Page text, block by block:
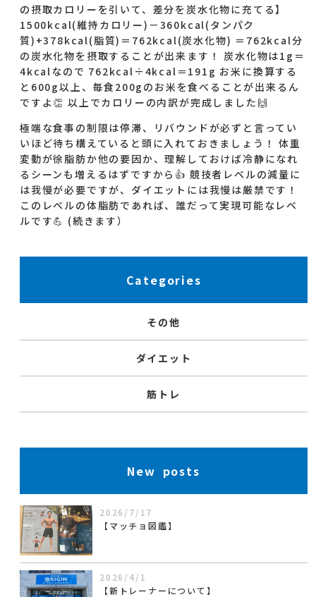
の摂取カロリーを引いて、差分を炭水化物に充てる】
1500kcal(維持カロリー)－360kcal(タンパク
質)+378kcal(脂質)＝762kcal(炭水化物) ＝762kcal分
の炭水化物を摂取することが出来ます！ 炭水化物は1g＝
4kcalなので 762kcal÷4kcal＝191g お米に換算する
と600g以上、毎食200gのお米を食べることが出来るん
ですよ👏 以上でカロリーの内訳が完成しました🙌
極端な食事の制限は停滞、リバウンドが必ずと言ってい
いほど待ち構えていると頭に入れておきましょう！ 体重
変動が徐脂肪か他の要因か、理解しておけば冷静になれ
るシーンも増えるはずですから👍️ 競技者レベルの減量に
は我慢が必要ですが、ダイエットには我慢は厳禁です！
このレベルの体脂肪であれば、誰だって実現可能なレベ
ルです💪 (続きます）
Categories
その他
ダイエット
筋トレ
New posts
2026/7/17
【マッチョ図鑑】
2026/4/1
【新トレーナーについて】